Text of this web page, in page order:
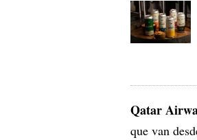
Qatar
que van